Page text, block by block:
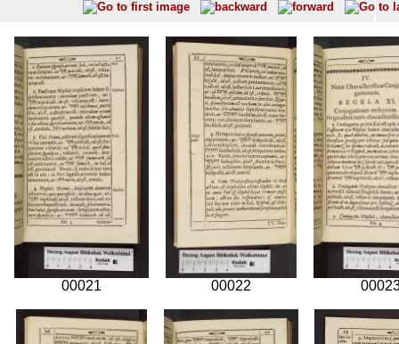
00021 00022